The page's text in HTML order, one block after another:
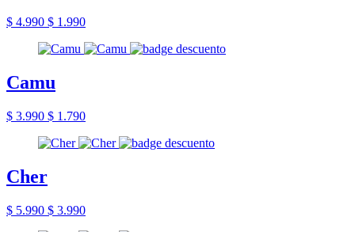
$ 4.990 $ 1.990
Camu
$ 3.990 $ 1.790
Cher
$ 5.990 $ 3.990